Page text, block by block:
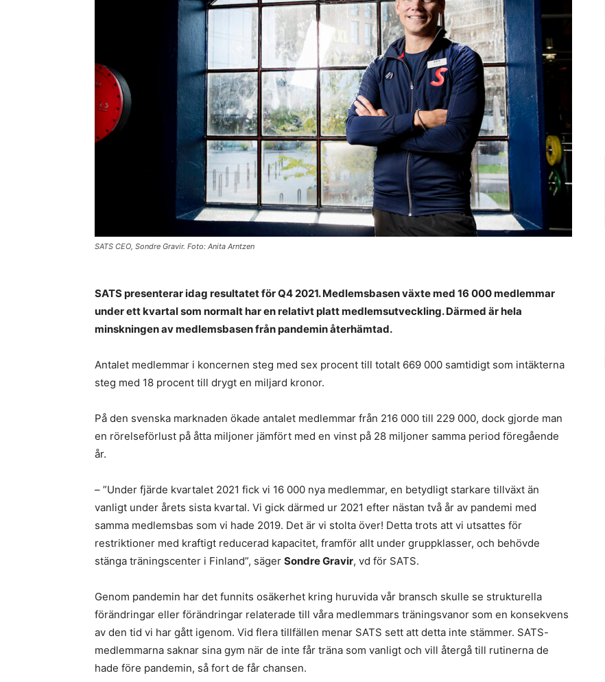
SATS CEO, Sondre Gravir. Foto: Anita Arntzen
SATS presenterar idag resultatet för Q4 2021. Medlemsbasen växte med 16 000 medlemmar
under ett kvartal som normalt har en relativt platt medlemsutveckling. Därmed är hela
minskningen av medlemsbasen från pandemin återhämtad.
Antalet medlemmar i koncernen steg med sex procent till totalt 669 000 samtidigt som intäkterna
steg med 18 procent till drygt en miljard kronor.
På den svenska marknaden ökade antalet medlemmar från 216 000 till 229 000, dock gjorde man
en rörelseförlust på åtta miljoner jämfört med en vinst på 28 miljoner samma period föregående
år.
– ”Under fjärde kvartalet 2021 fick vi 16 000 nya medlemmar, en betydligt starkare tillväxt än
vanligt under årets sista kvartal. Vi gick därmed ur 2021 efter nästan två år av pandemi med
samma medlemsbas som vi hade 2019. Det är vi stolta över! Detta trots att vi utsattes för
restriktioner med kraftigt reducerad kapacitet, framför allt under gruppklasser, och behövde
stänga träningscenter i Finland”, säger Sondre Gravir, vd för SATS.
Genom pandemin har det funnits osäkerhet kring huruvida vår bransch skulle se strukturella
förändringar eller förändringar relaterade till våra medlemmars träningsvanor som en konsekvens
av den tid vi har gått igenom. Vid flera tillfällen menar SATS sett att detta inte stämmer. SATS-
medlemmarna saknar sina gym när de inte får träna som vanligt och vill återgå till rutinerna de
hade före pandemin, så fort de får chansen.